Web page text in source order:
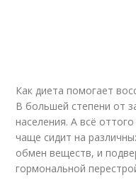
Как диета помогает
В большей степени от
населения. А всё
чаще сидит на
обмен веществ, и
гормональной